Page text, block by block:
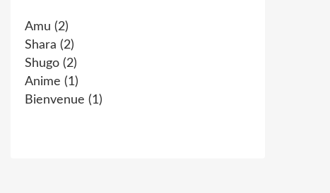
Amu (2)
Shara (2)
Shugo (2)
Anime (1)
Bienvenue (1)